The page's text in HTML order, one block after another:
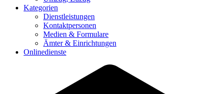
Kategorien
Dienstleistungen
Kontaktpersonen
Medien & Formulare
Ämter & Einrichtungen
Onlinedienste